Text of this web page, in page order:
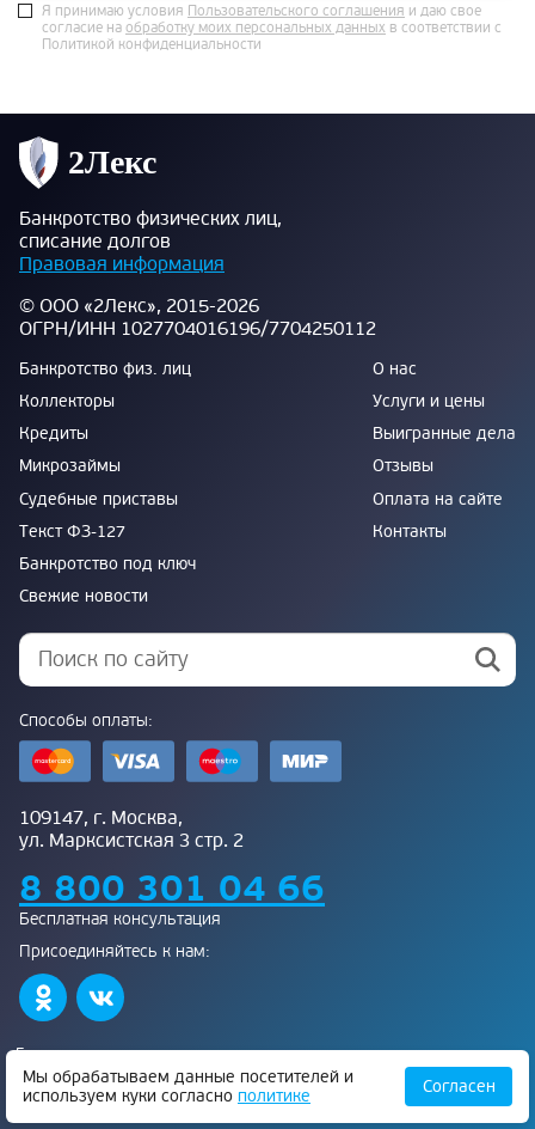
Я принимаю условия Пользовательского соглашения и даю свое
согласие на обработку моих персональных данных в соответствии с
Политикой конфиденциальности
Банкротство физических лиц,
списание долгов
Правовая информация
© ООО «2Лекс», 2015-2026
ОГРН/ИНН 1027704016196/7704250112
Банкротство физ. лиц
Коллекторы
Кредиты
Микрозаймы
Судебные приставы
Текст ФЗ-127
Банкротство под ключ
Свежие новости
О нас
Услуги и цены
Выигранные дела
Отзывы
Оплата на сайте
Контакты
Способы оплаты:
109147, г. Москва,
ул. Марксистская 3 стр. 2
8 800 301 04 66
Бесплатная консультация
Присоединяйтесь к нам:
Банкротство влечет негативные последствия, в том числе
ограничения на получение кредита и повторное банкротство в
течение пяти лет. Предварительно обратитесь к своему кредитору и
в МФЦ.
Мы обрабатываем данные посетителей и
используем куки согласно политике Согласен